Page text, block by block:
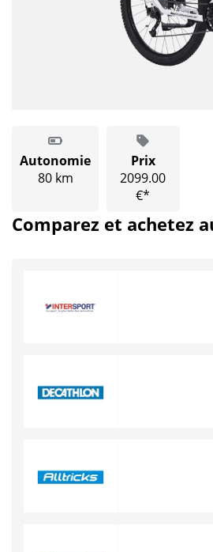
Autonomie
80 km
Prix
2099.00
€*
Comparez et achetez